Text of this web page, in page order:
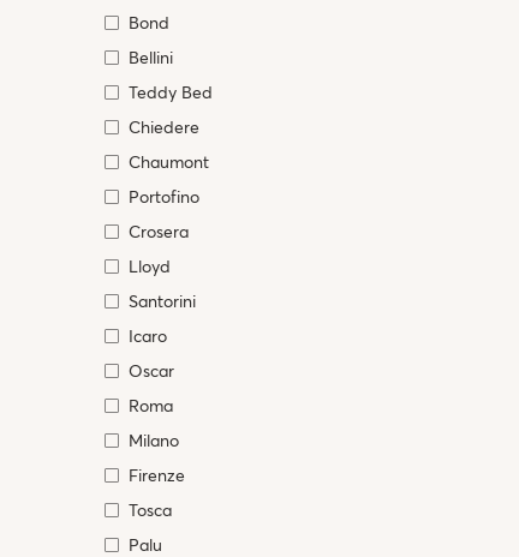
Bond
Bellini
Teddy Bed
Chiedere
Chaumont
Portofino
Crosera
Lloyd
Santorini
Icaro
Oscar
Roma
Milano
Firenze
Tosca
Palu